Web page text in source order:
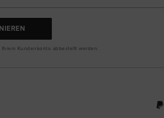
Kundenkonto abbestellt werden.